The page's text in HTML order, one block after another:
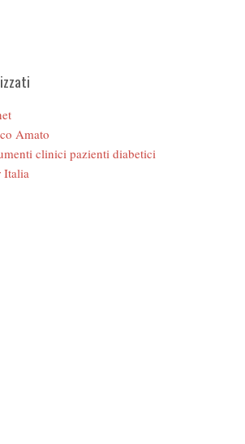
Amato
clinici pazienti diabetici
Italia